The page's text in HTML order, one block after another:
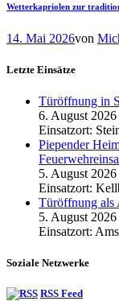
Wetterkapriolen zur
14. Mai 2026von
Letzte Einsätze
Türöffnung in
6. August 2026
Einsatzort:
Piepender
5. August 2026
Einsatzort:
Türöffnung als
5. August 2026
Einsatzort:
Soziale Netzwerke
RSS Feed